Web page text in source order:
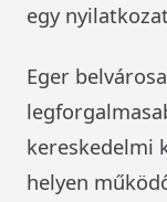
egy
Eger
kereskedelmi
helyen